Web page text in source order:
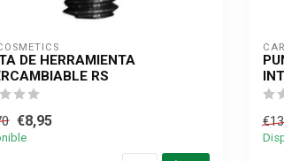
DE HERRAMIENTA
RS
€8,95